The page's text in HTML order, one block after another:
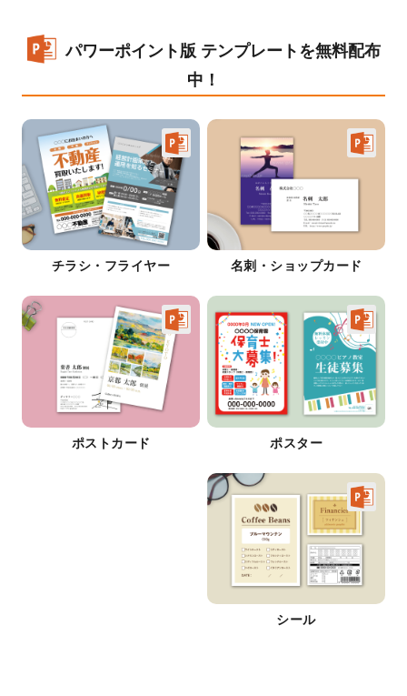
パワーポイント版 テンプレートを無料配布
中！
チラシ・フライヤー 名刺・ショップカード
ポストカード ポスター
シール